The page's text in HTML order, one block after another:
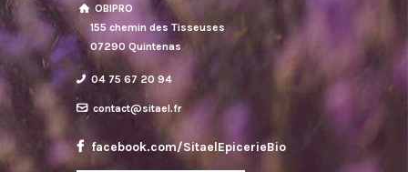
OBIPRO
155 chemin des Tisseuses
07290 Quintenas
04 75 67 20 94
contact@sitael.fr
facebook.com/SitaelEpicerieBio